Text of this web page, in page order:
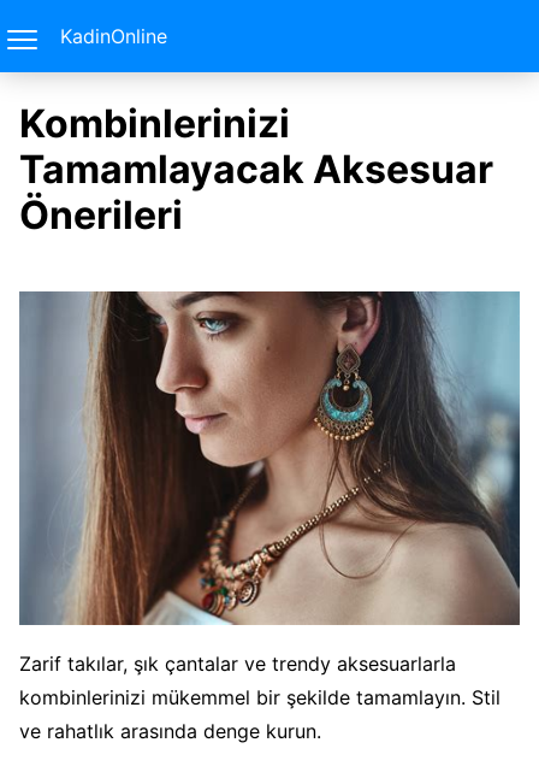
KadinOnline
Kombinlerinizi
Tamamlayacak Aksesuar
Önerileri
Zarif takılar, şık çantalar ve trendy aksesuarlarla
kombinlerinizi mükemmel bir şekilde tamamlayın. Stil
ve rahatlık arasında denge kurun.